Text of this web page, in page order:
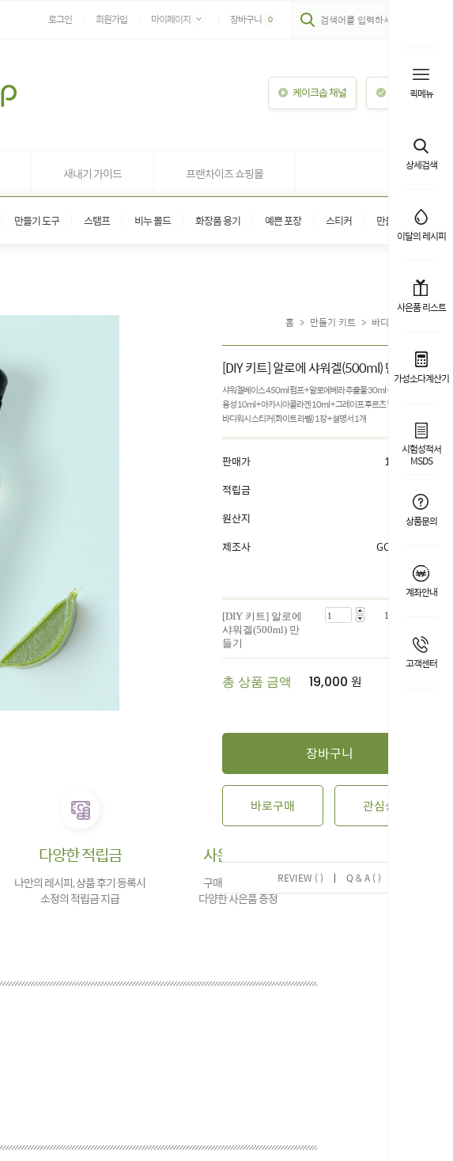
퀵메뉴
상세검색
이달의 레시피
사은품 리스트
가성소다계산기
시험성적서
MSDS
상품문의
계좌안내
고객센터
로그인 회원가입 마이페이지 장바구니 0
케이크솝 채널 이용안내
새내기 가이드 프랜차이즈 쇼핑몰
만들기 도구 스탬프 비누 몰드 화장품 용기 예쁜 포장 스티커 만들기 키트
다양한 적립금
나만의 레시피, 상품 후기 등록시
소정의 적립금 지급
사은품 증정
구매 금액에 대한
다양한 사은품 증정
홈 > 만들기 키트 > 바디 / 헤어케어
[DIY 키트] 알로에 샤워겔(500ml) 만들기
샤워겔베이스 450ml 펌프 + 알로에베라 추출물 30ml + 세라마이드 수
용성 10ml + 아카시아콜라겐 10ml + 그레이프 후르츠 컴플렉스 5ml +
바디워시 스티커(화이트 라벨) 1장 + 설명서 1개
판매가 19,000원
적립금
원산지
국내산
제조사
GOOWORL
[DIY 키트] 알로에
샤워겔(500ml) 만
들기
19,000
총 상품 금액 19,000 원
장바구니
바로구매 관심상품
REVIEW ( ) | Q & A ( )